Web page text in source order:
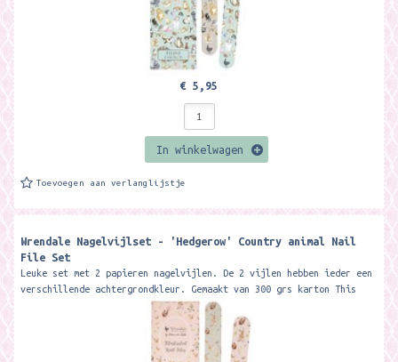
€ 5,95
In winkelwagen
Toevoegen aan verlanglijstje
Wrendale Nagelvijlset - 'Hedgerow' Country animal Nail
File Set
Leuke set met 2 papieren nagelvijlen. De 2 vijlen hebben ieder een
verschillende achtergrondkleur. Gemaakt van 300 grs karton This